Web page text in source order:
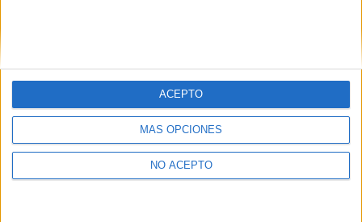
MÁS OPCIONES
NO ACEPTO
ACEPTO